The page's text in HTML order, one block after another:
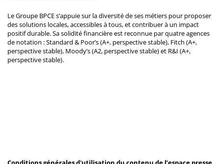
Le Groupe BPCE s’appuie sur la diversité de ses métiers pour proposer
des solutions locales, accessibles à tous, et contribuer à un impact
positif durable. Sa solidité financière est reconnue par quatre agences
de notation : Standard & Poor’s (A+, perspective stable), Fitch (A+,
perspective stable), Moody’s (A2, perspective stable) et R&I (A+,
perspective stable).